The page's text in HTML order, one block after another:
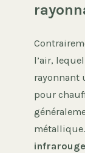
l’air,
rayonnant
pour